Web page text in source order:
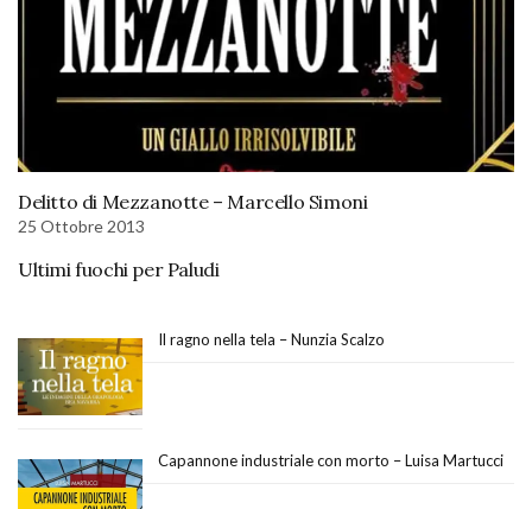
Delitto di Mezzanotte – Marcello Simoni
25 Ottobre 2013
Ultimi fuochi per Paludi
Il ragno nella tela – Nunzia Scalzo
Capannone industriale con morto – Luisa Martucci